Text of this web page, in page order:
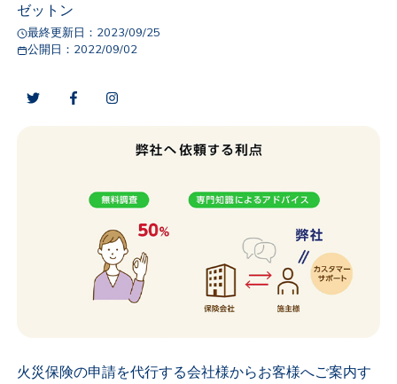
ゼットン
最終更新日： 2023/09/25
公開日： 2022/09/02
火災保険の申請を代行する会社様からお客様へご案内す